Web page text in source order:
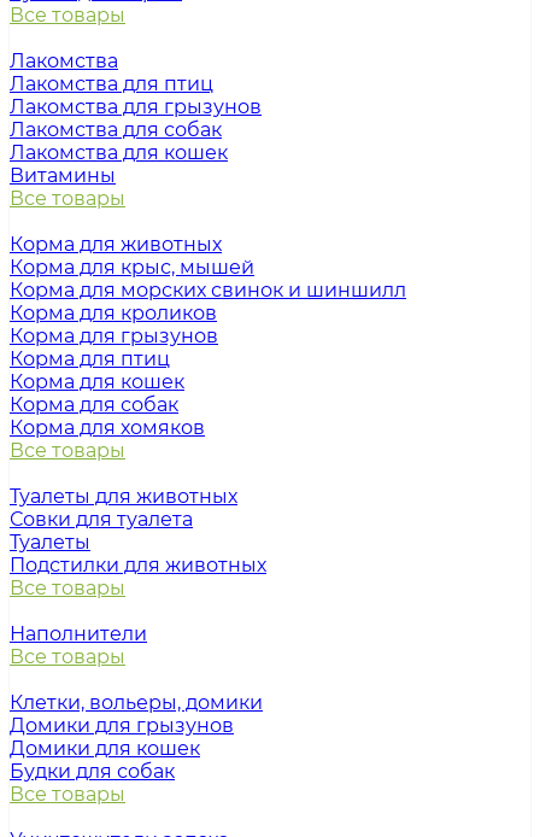
Все товары
Лакомства
Лакомства для птиц
Лакомства для грызунов
Лакомства для собак
Лакомства для кошек
Витамины
Все товары
Корма для животных
Корма для крыс, мышей
Корма для морских свинок и шиншилл
Корма для кроликов
Корма для грызунов
Корма для птиц
Корма для кошек
Корма для собак
Корма для хомяков
Все товары
Туалеты для животных
Совки для туалета
Туалеты
Подстилки для животных
Все товары
Наполнители
Все товары
Клетки, вольеры, домики
Домики для грызунов
Домики для кошек
Будки для собак
Все товары